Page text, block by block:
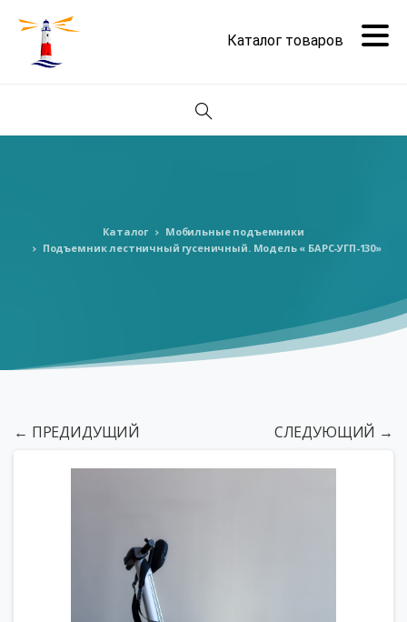
Поиск
Каталог
Мобильные подъемники
Подъемник лестничный гусеничный. Модель « БАРС-УГП-130»
← ПРЕДИДУЩИЙ СЛЕДУЮЩИЙ →